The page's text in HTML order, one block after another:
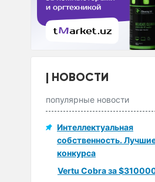
НОВОСТИ
популярные новости
Интеллектуальная
собственность.
конкурса
Vertu Cobra за